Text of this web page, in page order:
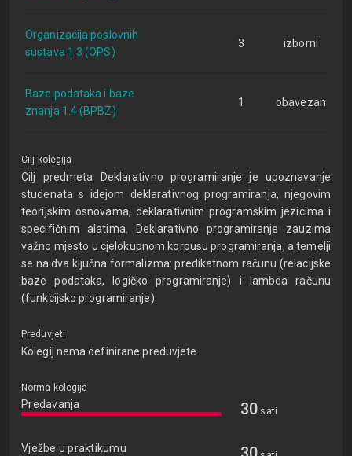
Organizacija poslovnih
sustava 1.3 (OPS)
3 izborni
Baze podataka i baze
znanja 1.4 (BPBZ)
1 obavezan
Cilj kolegija
Cilj predmeta Deklarativno programiranje je upoznavanje
studenata s idejom deklarativnog programiranja, njegovim
teorijskim osnovama, deklarativnim programskim jezicima i
specifičnim alatima. Deklarativno programiranje zauzima
važno mjesto u cjelokupnom korpusu programiranja, a temelji
se na dva ključna formalizma: predikatnom računu (relacijske
baze podataka, logičko programiranje) i lambda računu
(funkcijsko programiranje).
Preduvjeti
Kolegij nema definirane preduvjete
Norma kolegija
Predavanja 30 sati
Vježbe u praktikumu